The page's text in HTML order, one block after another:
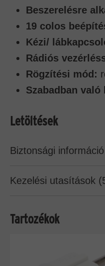
Beszerelésre
19 colos
Kézi/
Rádiós
Rögzítési mód:
Szabadban
Letöltések
Biztonsági
Kezelési utasítások
Tartozékok